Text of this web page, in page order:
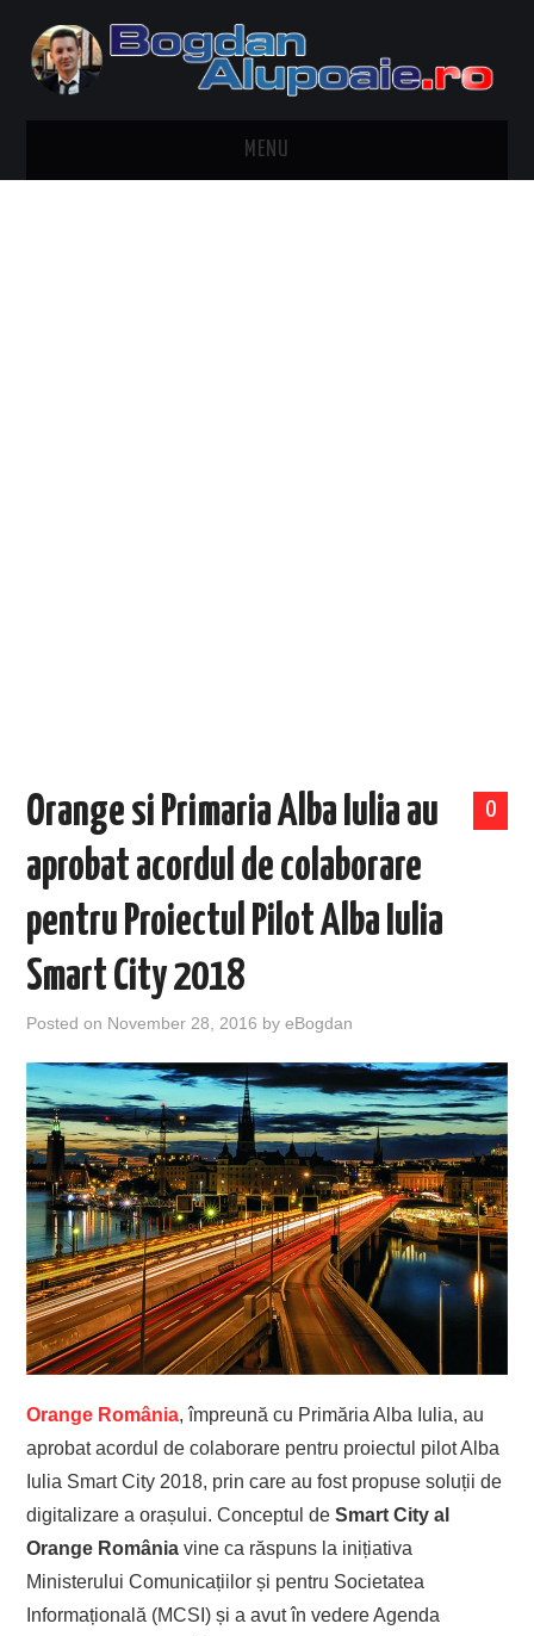
MENU
0
Orange si Primaria Alba Iulia au
aprobat acordul de colaborare
pentru Proiectul Pilot Alba Iulia
Smart City 2018
Posted on November 28, 2016 byeBogdan
Orange România, împreună cu Primăria Alba Iulia, au
aprobat acordul de colaborare pentru proiectul pilot Alba
Iulia Smart City 2018, prin care au fost propuse soluții de
digitalizare a orașului. Conceptul deSmart City al
Orange România vine ca răspuns la inițiativa
Ministerului Comunicațiilor și pentru Societatea
Informațională (MCSI) și a avut în vedere Agenda